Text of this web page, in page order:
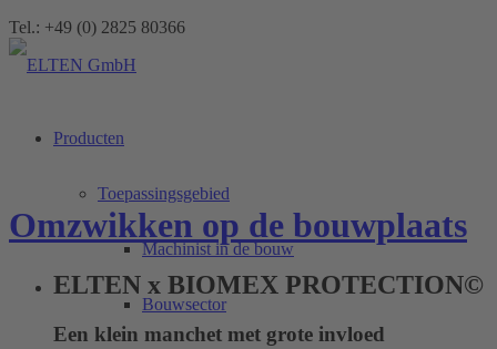
Tel.: +49 (0) 2825 80366
Producten
Toepassingsgebied
Machinist in de bouw
Bouwsector
Omzwikken op de bouwplaats
ELTEN x BIOMEX PROTECTION©
Een klein manchet met grote invloed